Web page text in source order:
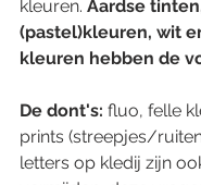
kleuren. Aardse
(pastel)kleuren, wit
kleuren hebben de
De dont's: fluo, felle
prints (streepjes/
letters op kledij zijn